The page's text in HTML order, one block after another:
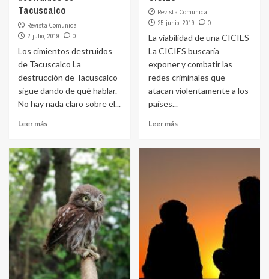
Tacuscalco
Revista Comunica
2 julio, 2019
0
Los cimientos destruidos
de Tacuscalco La
destrucción de Tacuscalco
sigue dando de qué hablar.
No hay nada claro sobre el...
Leer más
Revista Comunica
25 junio, 2019
0
La viabilidad de una CICIES
La CICIES buscaría
exponer y combatir las
redes criminales que
atacan violentamente a los
países...
Leer más